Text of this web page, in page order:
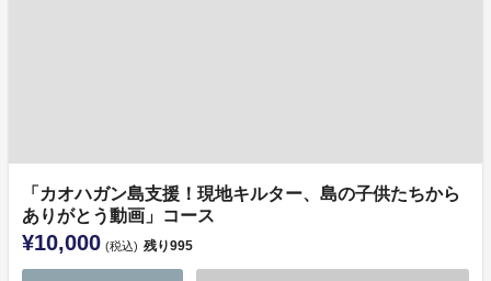
「カオハガン島⽀援！現地キルター、島の⼦供たちから
ありがとう動画」コース
¥10,000 (税込) 残り995